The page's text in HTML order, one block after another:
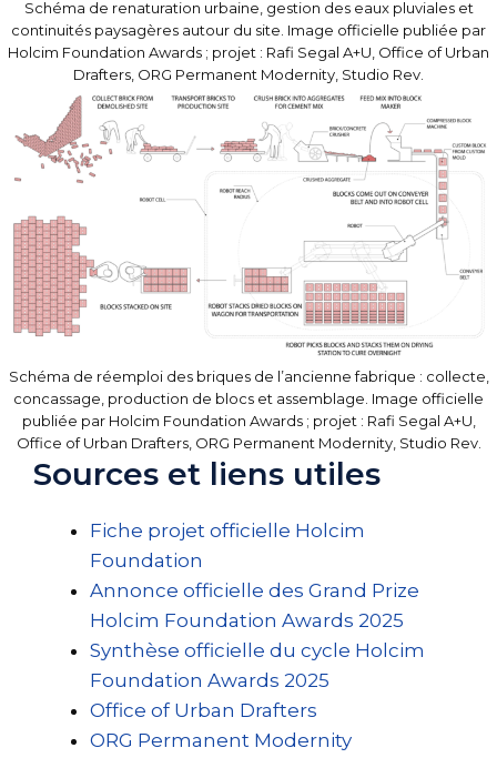
Schéma de renaturation urbaine, gestion des eaux pluviales et
continuités paysagères autour du site. Image officielle publiée par
Holcim Foundation Awards ; projet : Rafi Segal A+U, Office of Urban
Drafters, ORG Permanent Modernity, Studio Rev.
Schéma de réemploi des briques de l’ancienne fabrique : collecte,
concassage, production de blocs et assemblage. Image officielle
publiée par Holcim Foundation Awards ; projet : Rafi Segal A+U,
Office of Urban Drafters, ORG Permanent Modernity, Studio Rev.
Sources et liens utiles
Fiche projet officielle Holcim
Foundation
Annonce officielle des Grand Prize
Holcim Foundation Awards 2025
Synthèse officielle du cycle Holcim
Foundation Awards 2025
Office of Urban Drafters
ORG Permanent Modernity